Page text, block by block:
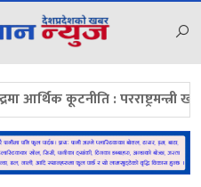
कूटनीति : परराष्ट्रमन्त्री खनाल